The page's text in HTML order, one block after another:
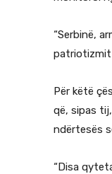
“Serbinë,
patriotizmit
Për këtë
që, sipas
ndërtesës
“Disa